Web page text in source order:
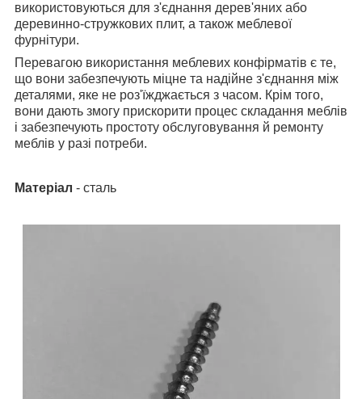
використовуються для з'єднання дерев'яних або
деревинно-стружкових плит, а також меблевої
фурнітури.
Перевагою використання меблевих конфірматів є те,
що вони забезпечують міцне та надійне з'єднання між
деталями, яке не роз'їжджається з часом. Крім того,
вони дають змогу прискорити процес складання меблів
і забезпечують простоту обслуговування й ремонту
меблів у разі потреби.
Матеріал - сталь